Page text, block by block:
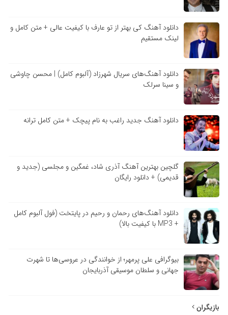
دانلود آهنگ کی بهتر از تو عارف با کیفیت عالی + متن کامل و
لینک مستقیم
دانلود آهنگ‌های سریال شهرزاد (آلبوم کامل) | محسن چاوشی
و سینا سرلک
دانلود آهنگ جدید راغب به نام پیچک + متن کامل ترانه
گلچین بهترین آهنگ آذری شاد، غمگین و مجلسی (جدید و
قدیمی) + دانلود رایگان
دانلود آهنگ‌های رحمان و رحیم در پایتخت (فول آلبوم کامل
+ MP3 با کیفیت بالا)
بیوگرافی علی پرمهر؛ از خوانندگی در عروسی‌ها تا شهرت
جهانی و سلطان موسیقی آذربایجان
بازیگران